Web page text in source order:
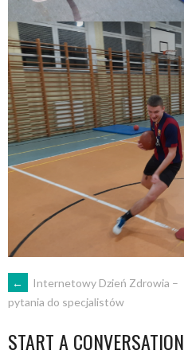
POST
NAVIGATION
←
Internetowy Dzień Zdrowia –
pytania do specjalistów
START A CONVERSATION